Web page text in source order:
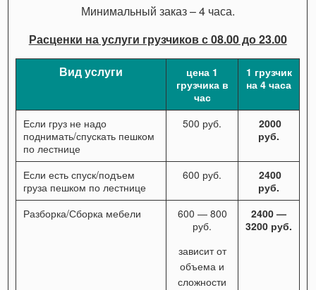
Минимальный заказ – 4 часа.
Расценки на услуги грузчиков с 08.00 до 23.00
Вид услуги
цена 1
грузчика в
час
1 грузчик
на 4 часа
Если груз не надо
поднимать/спускать пешком
по лестнице
500 руб.
2000
руб.
Если есть спуск/подъем
груза пешком по лестнице
600 руб.
2400
руб.
Разборка/Сборка мебели
600 — 800
руб.
зависит от
объема и
сложности
2400 —
3200 руб.